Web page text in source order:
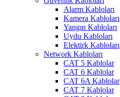
Alarm Kabloları
Kamera Kabloları
Yangın Kabloları
Uydu Kabloları
Elektirk Kabloları
Network Kabloları
CAT 5 Kablolar
CAT 6 Kablolar
CAT 6A Kablolar
CAT 7 Kablolar